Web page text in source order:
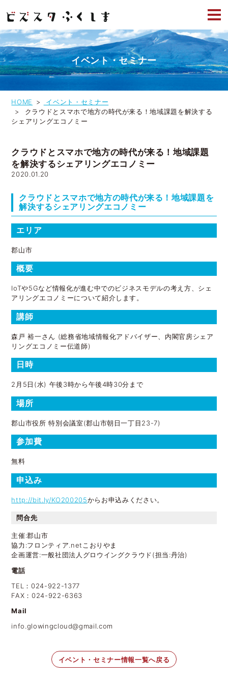
イベント・セミナー
HOME
イベント・セミナー
クラウドとスマホで地方の時代が来る！地域課題を解決する
シェアリングエコノミー
クラウドとスマホで地方の時代が来る！地域課題
を解決するシェアリングエコノミー
2020.01.20
クラウドとスマホで地方の時代が来る！地域課題を
解決するシェアリングエコノミー
エリア
郡山市
概要
IoTや5Gなど情報化が進む中でのビジネスモデルの考え方、シェ
アリングエコノミーについて紹介します。
講師
森戸 裕一さん (総務省地域情報化アドバイザー、内閣官房シェア
リングエコノミー伝道師)
日時
2月5日(水) 午後3時から午後4時30分まで
場所
郡山市役所 特別会議室(郡山市朝日一丁目23-7)
参加費
無料
申込み
http://bit.ly/KO200205からお申込みください。
問合先
主催:郡山市
協力:フロンティア.netこおりやま
企画運営:一般社団法人グロウイングクラウド(担当:丹治)
電話
TEL：024-922-1377
FAX：024-922-6363
Mail
info.glowingcloud@gmail.com
イベント・セミナー情報一覧へ戻る